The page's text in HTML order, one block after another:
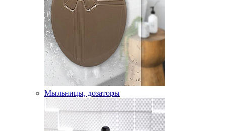
Мыльницы, дозаторы